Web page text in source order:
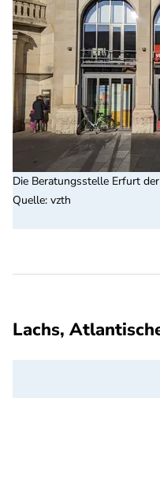
Die Beratungsstelle Erfurt
Quelle: vzth
Lachs,